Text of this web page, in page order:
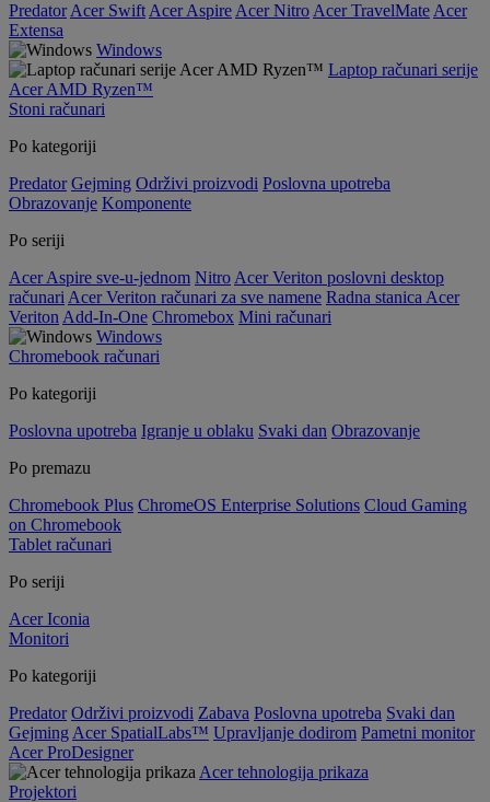
Predator Acer Swift Acer Aspire Acer Nitro Acer TravelMate Acer
Extensa
Windows
Laptop računari serije
Acer AMD Ryzen™
Stoni računari
Po kategoriji
Predator Gejming Održivi proizvodi Poslovna upotreba
Obrazovanje Komponente
Po seriji
Acer Aspire sve-u-jednom Nitro Acer Veriton poslovni desktop
računari Acer Veriton računari za sve namene Radna stanica Acer
Veriton Add-In-One Chromebox Mini računari
Windows
Chromebook računari
Po kategoriji
Poslovna upotreba Igranje u oblaku Svaki dan Obrazovanje
Po premazu
Chromebook Plus ChromeOS Enterprise Solutions Cloud Gaming
on Chromebook
Tablet računari
Po seriji
Acer Iconia
Monitori
Po kategoriji
Predator Održivi proizvodi Zabava Poslovna upotreba Svaki dan
Gejming Acer SpatialLabs™ Upravljanje dodirom Pametni monitor
Acer ProDesigner
Acer tehnologija prikaza
Projektori